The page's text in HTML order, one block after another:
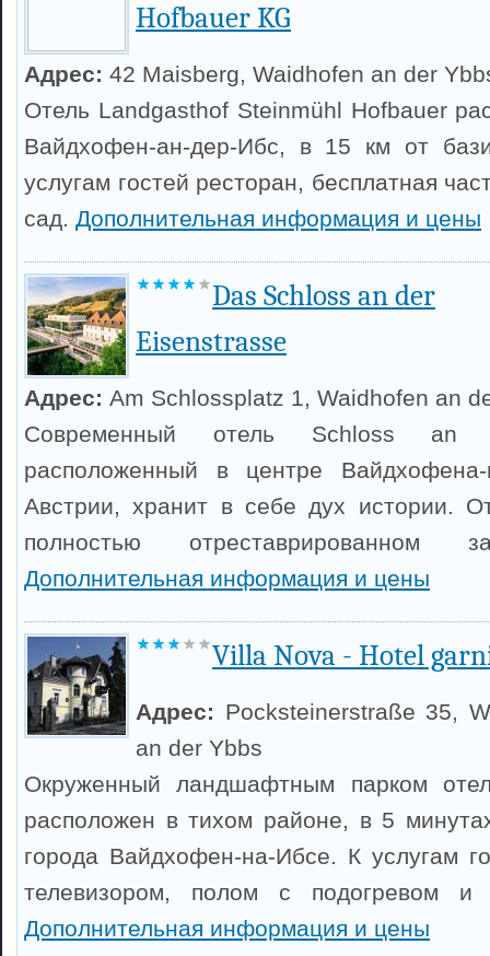
Hofbauer KG
Адрес: 42 Maisberg, Waidhofen an der
Отель Landgasthof Steinmühl Hofbauer
Вайдхофен-ан-дер-Ибс, в 15 км от
услугам гостей ресторан, бесплатная
сад. Дополнительная информация и цены
Das Schloss an der
Eisenstrasse
Адрес: Am Schlossplatz 1, Waidhofen an
Современный отель Schloss an
расположенный в центре
Австрии, хранит в себе дух истории.
полностью
Дополнительная информация и цены
Villa Nova - Hotel
Адрес: Pocksteinerstraße 35,
an der Ybbs
Окруженный ландшафтным парком
расположен в тихом районе, в 5
города Вайдхофен-на-Ибсе. К услугам
телевизором, полом с подогревом и
Дополнительная информация и цены